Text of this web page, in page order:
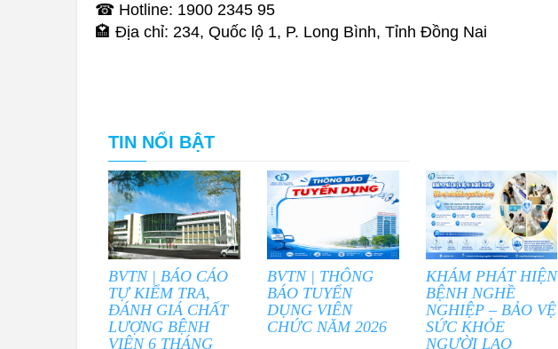
☎ Hotline: 1900 2345 95
🏩 Địa chỉ: 234, Quốc lộ 1, P. Long Bình, Tỉnh Đồng Nai
TIN NỔI BẬT
BVTN | BÁO CÁO
TỰ KIỂM TRA,
ĐÁNH GIÁ CHẤT
LƯỢNG BỆNH
VIỆN 6 THÁNG
BVTN | THÔNG
BÁO TUYỂN
DỤNG VIÊN
CHỨC NĂM 2026
KHÁM PHÁT HIỆN
BỆNH NGHỀ
NGHIỆP – BẢO VỆ
SỨC KHỎE
NGƯỜI LAO